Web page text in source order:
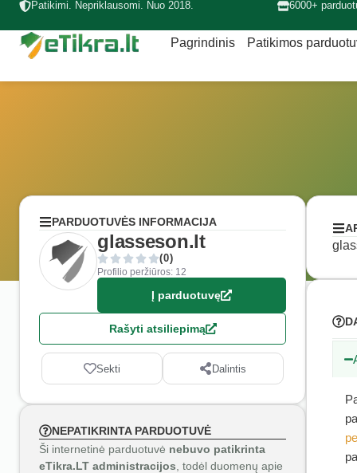
Patikimi. Nepriklausomi. Nuo 2018. 6000+
Pagrindinis Patikimos
PARDUOTUVĖS INFORMACIJA
glasseson.lt
(0)
Profilio peržiūros: 12
Į parduotuvę
Rašyti atsiliepimą
Sekti Dalintis
NEPATIKRINTA PARDUOTUVĖ
Ši internetinė parduotuvė nebuvo patikrinta
eTikra.LT administracijos , todėl duomenų apie